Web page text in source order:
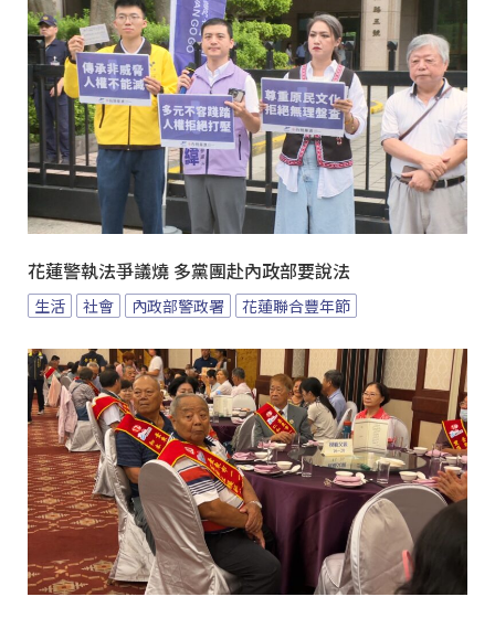
花蓮警執法爭議燒 多黨團赴內政部要說法
生活 社會 內政部警政署 花蓮聯合豐年節